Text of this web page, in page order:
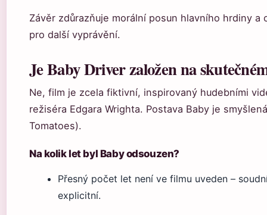
Závěr zdůrazňuje morální posun hlavního hrdiny a
pro další vyprávění.
Je Baby Driver založen na
Ne, film je zcela fiktivní, inspirovaný hudebními
režiséra Edgara Wrighta. Postava Baby je
Tomatoes).
Na kolik let byl Baby odsouzen?
Přesný počet let není ve filmu uveden –
explicitní.